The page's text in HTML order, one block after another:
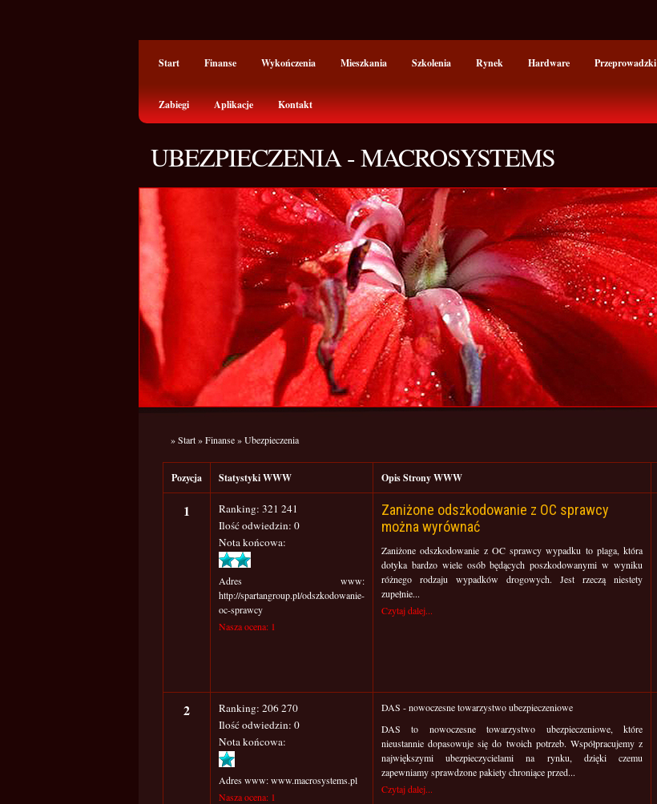
Start Finanse Wykończenia Mieszkania Szkolenia Rynek Hardware Przeprowadzki
Zabiegi Aplikacje Kontakt
UBEZPIECZENIA - MACROSYSTEMS
»Start»Finanse»Ubezpieczenia
Pozycja Statystyki WWW Opis Strony WWW
1
Ranking: 321 241
Ilość odwiedzin: 0
Nota końcowa:
Adres www:
http://spartangroup.pl/odszkodowanie-
oc-sprawcy
Nasza ocena: 1
Zaniżone odszkodowanie z OC sprawcy
można wyrównać
Zaniżone odszkodowanie z OC sprawcy wypadku to plaga, która
dotyka bardzo wiele osób będących poszkodowanymi w wyniku
różnego rodzaju wypadków drogowych. Jest rzeczą niestety
zupełnie...
Czytaj dalej...
2
Ranking: 206 270
Ilość odwiedzin: 0
Nota końcowa:
Adres www: www.macrosystems.pl
Nasza ocena: 1
DAS - nowoczesne towarzystwo ubezpieczeniowe
DAS to nowoczesne towarzystwo ubezpieczeniowe, które
nieustannie dopasowuje się do twoich potrzeb. Współpracujemy z
największymi ubezpieczycielami na rynku, dzięki czemu
zapewniamy sprawdzone pakiety chroniące przed...
Czytaj dalej...